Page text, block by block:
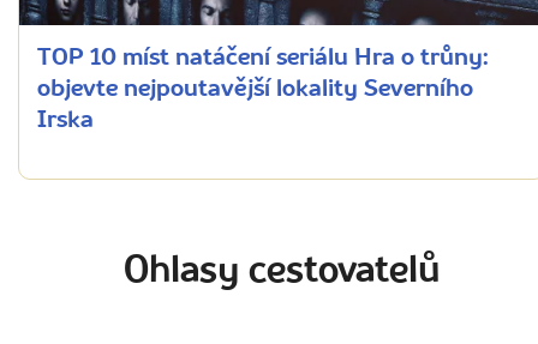
TOP 10 míst natáčení seriálu Hra o trůny:
objevte nejpoutavější lokality Severního
Irska
Ohlasy cestovatelů